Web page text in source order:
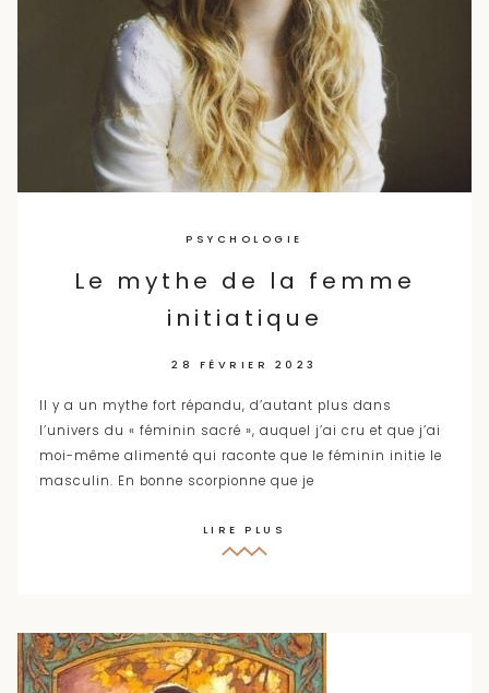
PSYCHOLOGIE
Le mythe de la femme
initiatique
28 FÉVRIER 2023
Il y a un mythe fort répandu, d’autant plus dans
l’univers du « féminin sacré », auquel j’ai cru et que j’ai
moi-même alimenté qui raconte que le féminin initie le
masculin. En bonne scorpionne que je
LIRE PLUS